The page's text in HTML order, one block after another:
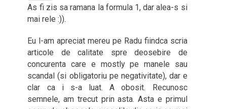
As fi zis sa ramana la formula 1, dar alea-s si
mai rele :)).
Eu l-am apreciat mereu pe Radu fiindca scria
articole de calitate spre deosebire de
concurenta care e mostly pe manele sau
scandal (si obligatoriu pe negativitate), dar e
clar ca i s-a luat. A obosit. Recunosc
semnele, am trecut prin asta. Asta e primul